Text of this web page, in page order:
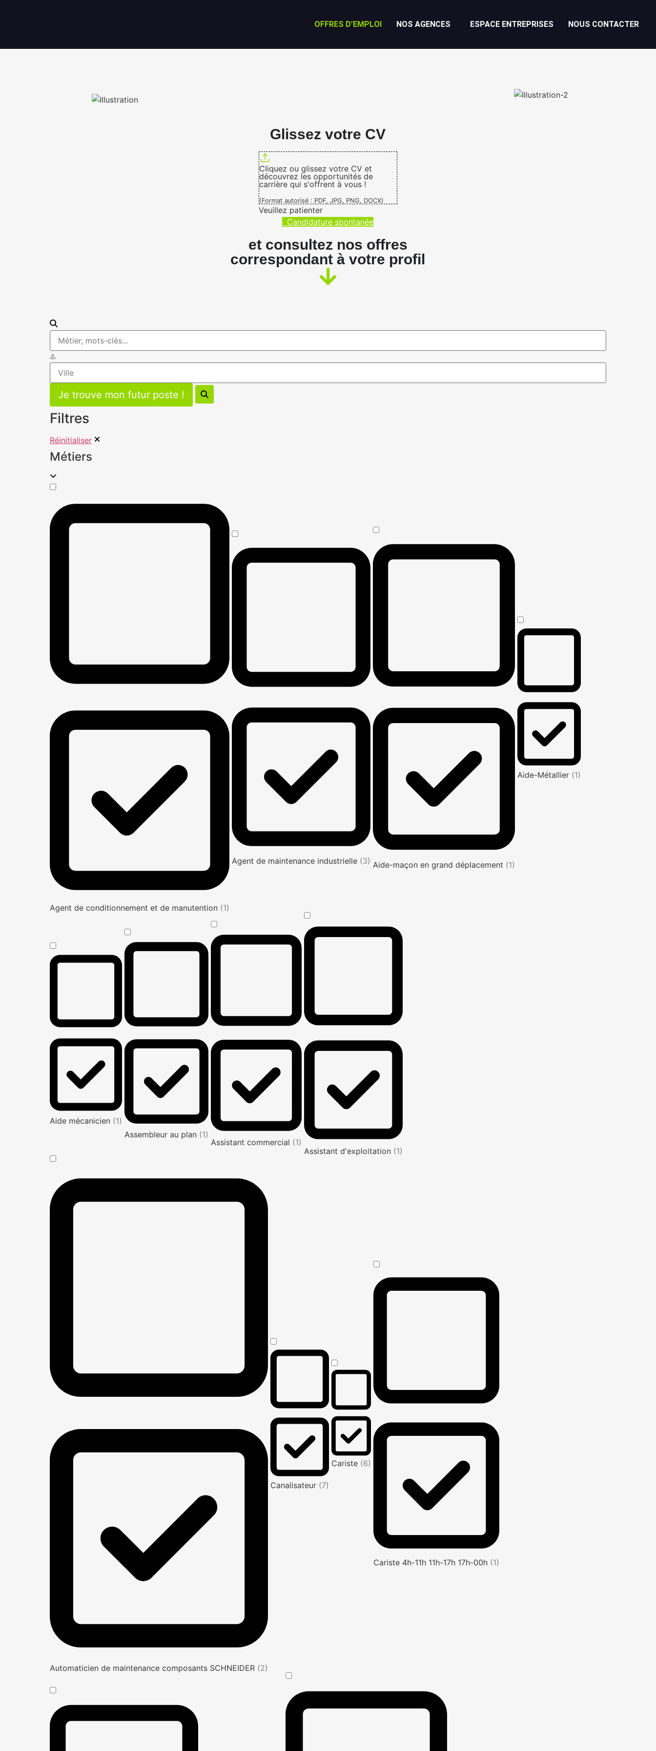
OFFRES D’EMPLOI NOS AGENCES ESPACE ENTREPRISES NOUS CONTACTER
Glissez votre CV
Cliquez ou glissez votre CV et
découvrez les opportunités de
carrière qui s'offrent à vous !
(Format autorisé : PDF, JPG, PNG, DOCX)
Veuillez patienter
Candidature spontanée
et consultez nos offres
correspondant à votre profil
Filtres
Réinitialiser
Métiers
Agent de conditionnement et de manutention (1)
Agent de maintenance industrielle (3) Aide-maçon en grand déplacement (1)
Aide-Métallier (1)
Aide mécanicien (1)
Assembleur au plan (1)
Assistant commercial (1)
Assistant d'exploitation (1)
Automaticien de maintenance composants SCHNEIDER (2)
Canalisateur (7)
Cariste (6)
Cariste 4h-11h 11h-17h 17h-00h (1)